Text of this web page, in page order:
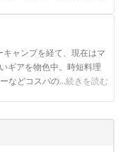
ャンプを経て、現在はマ
ギアを物色中。時短料理
などコスパの良好なギア
...続きを読む